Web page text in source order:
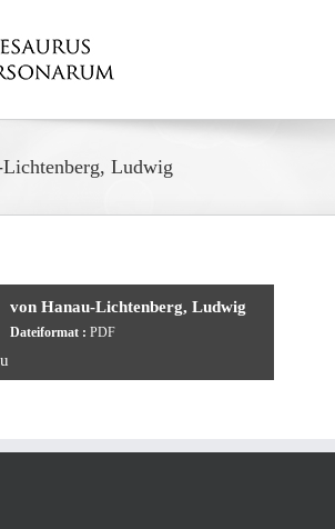
Ludwig
von Hanau-Lichtenberg, Ludwig
Dateiformat : PDF